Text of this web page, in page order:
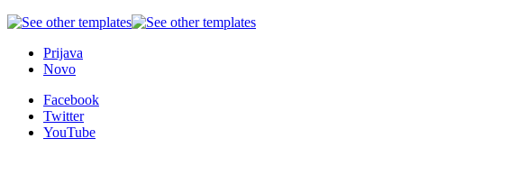
Prijava
Novo
Facebook
Twitter
YouTube